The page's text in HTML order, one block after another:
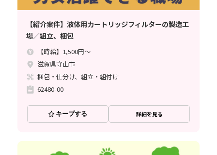
【紹介案件】液体用カートリッジフィルターの製造工
場／組立、梱包
【時給】1,500円～
滋賀県守山市
梱包・仕分け、組立・組付け
62480-00
キープする 詳細を見る